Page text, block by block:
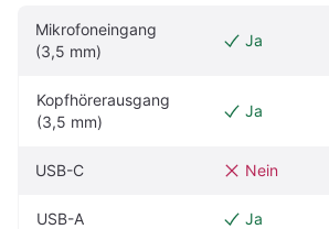
Mikrofoneingang
(3,5 mm)
Ja
Kopfhörerausgang
(3,5 mm)
Ja
USB-C Nein
USB-A Ja